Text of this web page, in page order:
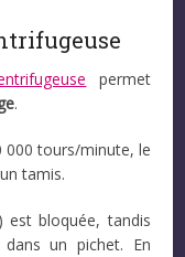
permet
.
000 tours/minute, le
tamis.
est bloquée, tandis
un pichet. En